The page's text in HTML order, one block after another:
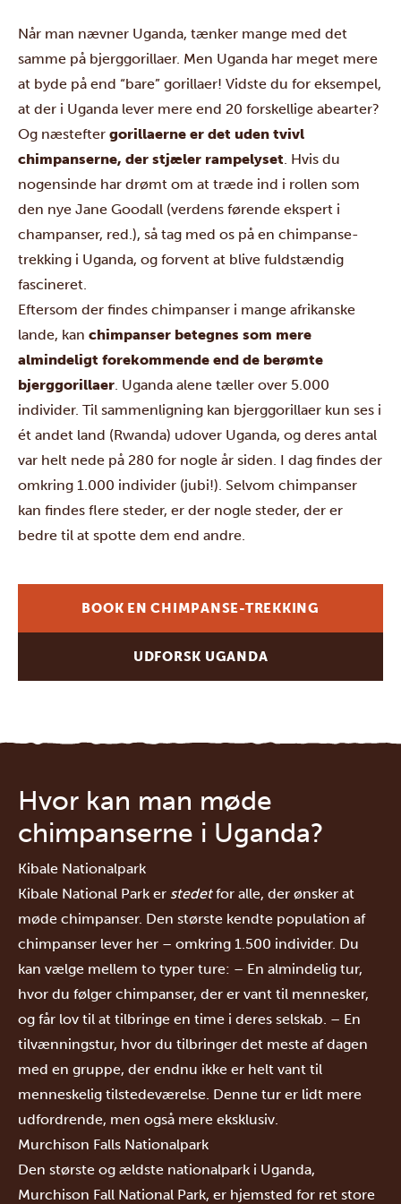
Når man nævner Uganda, tænker mange med det
samme på bjerggorillaer. Men Uganda har meget mere
at byde på end “bare” gorillaer! Vidste du for eksempel,
at der i Uganda lever mere end 20 forskellige abearter?
Og næstefter gorillaerne er det uden tvivl
chimpanserne, der stjæler rampelyset. Hvis du
nogensinde har drømt om at træde ind i rollen som
den nye Jane Goodall (verdens førende ekspert i
champanser, red.), så tag med os på en chimpanse-
trekking i Uganda, og forvent at blive fuldstændig
fascineret.
Eftersom der findes chimpanser i mange afrikanske
lande, kan chimpanser betegnes som mere
almindeligt forekommende end de berømte
bjerggorillaer. Uganda alene tæller over 5.000
individer. Til sammenligning kan bjerggorillaer kun ses i
ét andet land (Rwanda) udover Uganda, og deres antal
var helt nede på 280 for nogle år siden. I dag findes der
omkring 1.000 individer (jubi!). Selvom chimpanser
kan findes flere steder, er der nogle steder, der er
bedre til at spotte dem end andre.
BOOK EN CHIMPANSE-TREKKING
UDFORSK UGANDA
Hvor kan man møde
chimpanserne i Uganda?
Kibale Nationalpark
Kibale National Park er stedetfor alle, der ønsker at
møde chimpanser. Den største kendte population af
chimpanser lever her – omkring 1.500 individer. Du
kan vælge mellem to typer ture: – En almindelig tur,
hvor du følger chimpanser, der er vant til mennesker,
og får lov til at tilbringe en time i deres selskab. – En
tilvænningstur, hvor du tilbringer det meste af dagen
med en gruppe, der endnu ikke er helt vant til
menneskelig tilstedeværelse. Denne tur er lidt mere
udfordrende, men også mere eksklusiv.
Murchison Falls Nationalpark
Den største og ældste nationalpark i Uganda,
Murchison Fall National Park, er hjemsted for ret store